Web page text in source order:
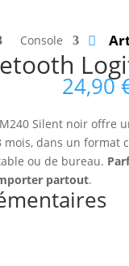
Console
24,90
Silent noir offre
dans un
ou de bureau.
partout.